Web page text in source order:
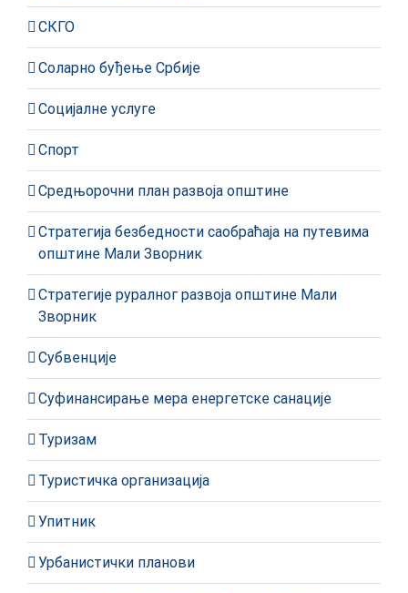
СКГО
Соларно буђење Србије
Социјалне услуге
Спорт
Средњорочни план развоја општине
Стратегија безбедности саобраћаја на путевима
општине Мали Зворник
Стратегије руралног развоја општине Мали
Зворник
Субвенције
Суфинансирање мера енергетске санације
Туризам
Туристичка организација
Упитник
Урбанистички планови